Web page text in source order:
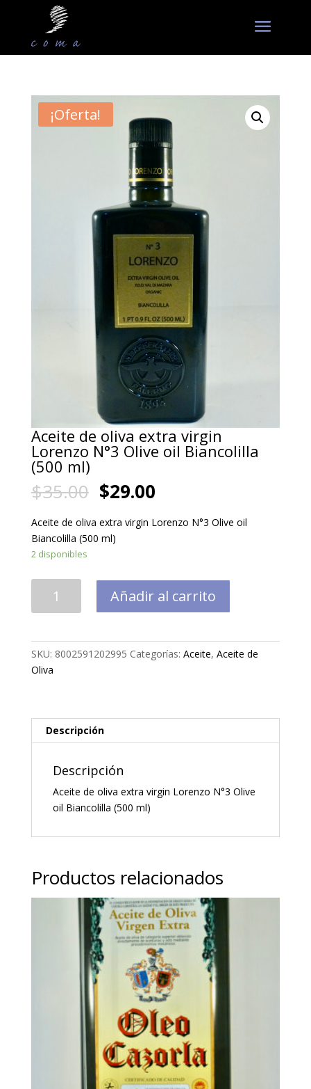
¡Oferta!
Aceite de oliva extra virgin
Lorenzo N°3 Olive oil Biancolilla
(500 ml)
$35.00 $29.00
Aceite de oliva extra virgin Lorenzo N°3 Olive oil
Biancolilla (500 ml)
2 disponibles
virgin
Lorenzo
Biancolilla
(500
cantidad
Añadir al carrito
SKU: 8002591202995 Categorías: Aceite, Aceite de
Oliva
Descripción
Descripción
Aceite de oliva extra virgin Lorenzo N°3 Olive
oil Biancolilla (500 ml)
Productos relacionados